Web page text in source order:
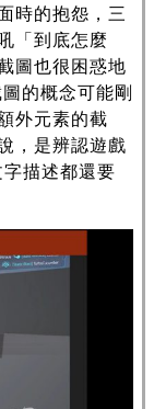
時的抱怨，三
「到底怎麼
圖也很困惑地
的概念可能剛
外元素的截
，是辨認遊戲
描述都還要